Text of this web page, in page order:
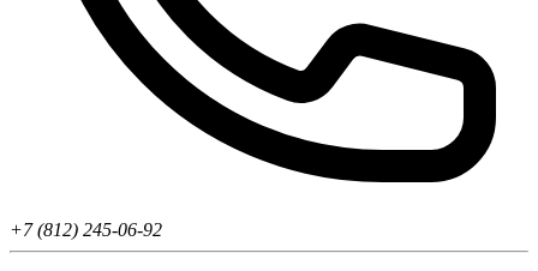
+7 (812) 245-06-92